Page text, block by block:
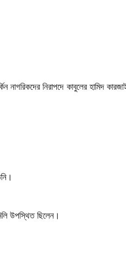
নিরাপদে কাবুলের হামিদ
উপস্থিত ছিলেন।